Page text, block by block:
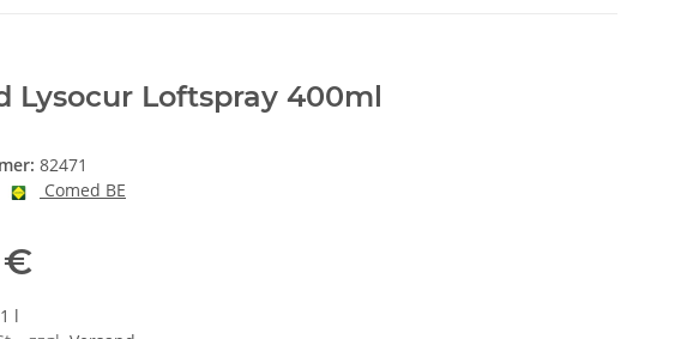
Lysocur Loftspray 400ml
82471
Comed BE
€
l